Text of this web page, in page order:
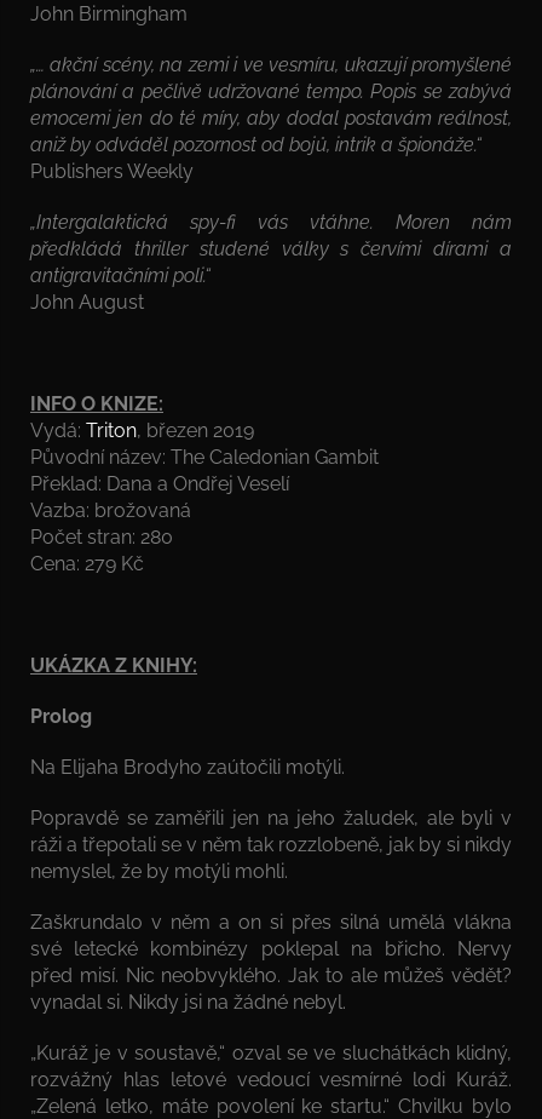
John Birmingham
„… akční scény, na zemi i ve vesmíru, ukazují promyšlené
plánování a pečlivě udržované tempo. Popis se zabývá
emocemi jen do té míry, aby dodal postavám reálnost,
aniž by odváděl pozornost od bojů, intrik a špionáže.“
Publishers Weekly
„Intergalaktická spy-fi vás vtáhne. Moren nám
předkládá thriller studené války s červími dírami a
antigravitačními poli.“
John August
INFO O KNIZE:
Vydá: Triton, březen 2019
Původní název: The Caledonian Gambit
Překlad: Dana a Ondřej Veselí
Vazba: brožovaná
Počet stran: 280
Cena: 279 Kč
UKÁZKA Z KNIHY:
Prolog
Na Elijaha Brodyho zaútočili motýli.
Popravdě se zaměřili jen na jeho žaludek, ale byli v
ráži a třepotali se v něm tak rozzlobeně, jak by si nikdy
nemyslel, že by motýli mohli.
Zaškrundalo v něm a on si přes silná umělá vlákna
své letecké kombinézy poklepal na břicho. Nervy
před misí. Nic neobvyklého. Jak to ale můžeš vědět?
vynadal si. Nikdy jsi na žádné nebyl.
„Kuráž je v soustavě,“ ozval se ve sluchátkách klidný,
rozvážný hlas letové vedoucí vesmírné lodi Kuráž.
„Zelená letko, máte povolení ke startu.“ Chvilku bylo